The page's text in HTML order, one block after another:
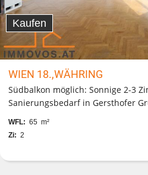
Kaufen
WIEN 18.,WÄHRING
Südbalkon möglich: Sonnige 2-3
Sanierungsbedarf in Gersthofer
WFL: 65 m²
Zi: 2